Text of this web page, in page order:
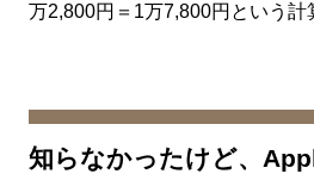
万2,800円＝1万7,800円という計
知らなかったけど、